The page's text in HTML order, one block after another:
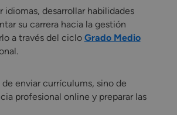
desarrollar habilidades
su carrera hacia la gestión
a través del ciclo Grado Medio
enviar currículums, sino de
profesional online y preparar las